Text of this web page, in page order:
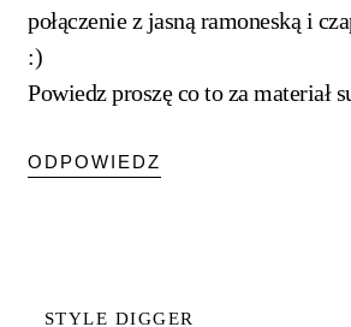
połączenie z jasną ramoneską i
:)
Powiedz proszę co to za materiał
ODPOWIEDZ
STYLE DIGGER